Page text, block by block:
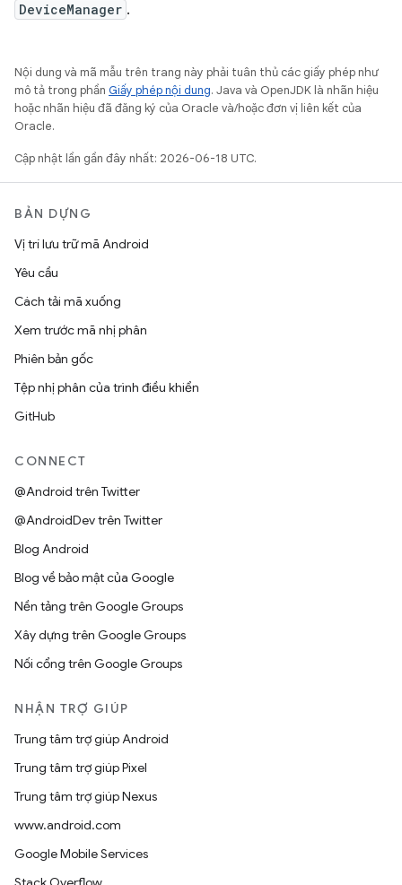
DeviceManager .
Nội dung và mã mẫu trên trang này phải tuân thủ các giấy phép như
mô tả trong phần Giấy phép nội dung. Java và OpenJDK là nhãn hiệu
hoặc nhãn hiệu đã đăng ký của Oracle và/hoặc đơn vị liên kết của
Oracle.
Cập nhật lần gần đây nhất: 2026-06-18 UTC.
BẢN DỰNG
Vị trí lưu trữ mã Android
Yêu cầu
Cách tải mã xuống
Xem trước mã nhị phân
Phiên bản gốc
Tệp nhị phân của trình điều khiển
GitHub
CONNECT
@Android trên Twitter
@AndroidDev trên Twitter
Blog Android
Blog về bảo mật của Google
Nền tảng trên Google Groups
Xây dựng trên Google Groups
Nối cổng trên Google Groups
NHẬN TRỢ GIÚP
Trung tâm trợ giúp Android
Trung tâm trợ giúp Pixel
Trung tâm trợ giúp Nexus
www.android.com
Google Mobile Services